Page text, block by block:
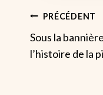
De
PRÉCÉDENT
Sous la
l’histoire de la